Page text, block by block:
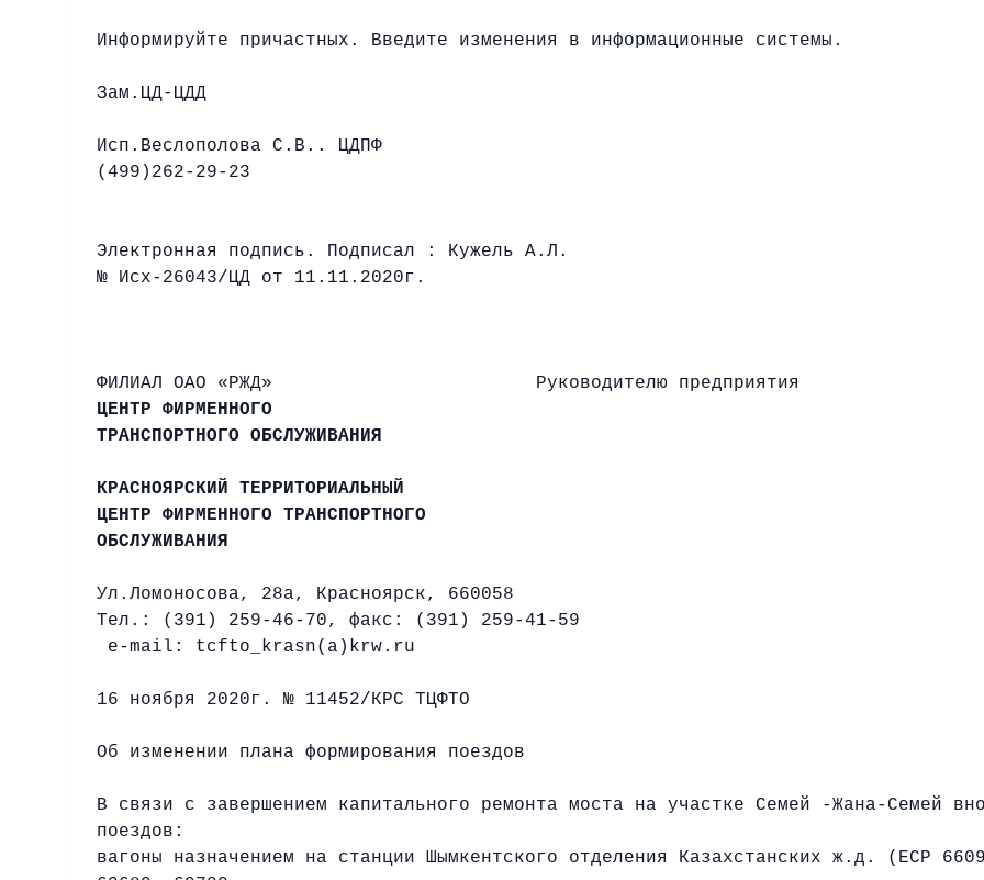
Информируйте причастных. Введите изменения в информационные системы.
Зам.ЦД-ЦДД
Исп.Веслополова С.В.. ЦДПФ
(499)262-29-23
Электронная подпись. Подписал : Кужель А.Л.
№ Исх-26043/ЦД от 11.11.2020г.
ФИЛИАЛ ОАО «РЖД» Руководителю предприятия
ЦЕНТР ФИРМЕННОГО
ТРАНСПОРТНОГО ОБСЛУЖИВАНИЯ
КРАСНОЯРСКИЙ ТЕРРИТОРИАЛЬНЫЙ
ЦЕНТР ФИРМЕННОГО ТРАНСПОРТНОГО
ОБСЛУЖИВАНИЯ
Ул.Ломоносова, 28а, Красноярск, 660058
Тел.: (391) 259-46-70, факс: (391) 259-41-59
e-mail: tcfto_krasn(a)krw.ru
16 ноября 2020г. № 11452/КРС ТЦФТО
Об изменении плана формирования поездов
В связи с завершением капитального ремонта моста на участке Семей -Жана-Семей
поездов:
вагоны назначением на станции Шымкентского отделения Казахстанских ж.д. (ЕСР